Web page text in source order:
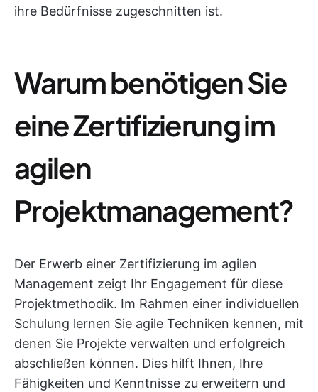
ihre Bedürfnisse zugeschnitten ist.
Warum benötigen Sie
eine Zertifizierung im
agilen
Projektmanagement?
Der Erwerb einer Zertifizierung im agilen
Management zeigt Ihr Engagement für diese
Projektmethodik. Im Rahmen einer individuellen
Schulung lernen Sie agile Techniken kennen, mit
denen Sie Projekte verwalten und erfolgreich
abschließen können. Dies hilft Ihnen, Ihre
Fähigkeiten und Kenntnisse zu erweitern und